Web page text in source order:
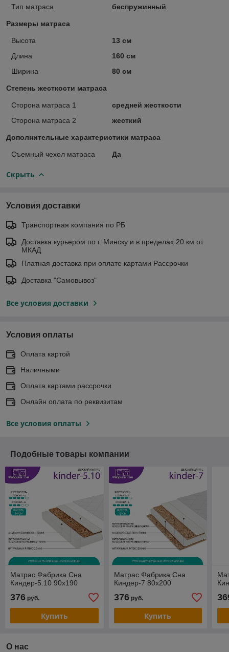
Тип матраса беспружинный
Размеры матраса
Высота
13 см
Длина
160 см
Ширина
80 см
Степень жесткости матраса
Сторона матраса 1
средней жесткости
Сторона матраса 2
жесткий
Дополнительные характеристики матраса
Съемный чехол матраса Да
Скрыть
Условия доставки
Транспортная компания по РБ
Доставка курьером по г. Минску и в пределах 20 км от
МКАД
Платная доставка при оплате картами Рассрочки
Доставка "Самовывоз"
Все условия доставки
Условия оплаты
Оплата картой
Наличными
Оплата картами рассрочки
Онлайн оплата по реквизитам
Все условия оплаты
Подобные товары компании
Матрас Фабрика Сна
Киндер-5.10 90x190
376 руб.
Купить
Матрас Фабрика Сна
Киндер-7 80x200
376руб.
Купить
О нас